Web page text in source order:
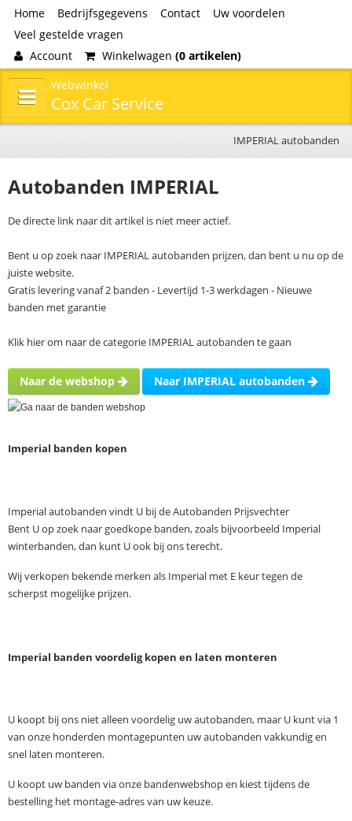
Home Bedrijfsgegevens Contact
Uw voordelen
Veel gestelde vragen
Account
Winkelwagen (0 artikelen)
Webwinkel
Cox Car Service
IMPERIAL autobanden
Autobanden IMPERIAL
De directe link naar dit artikel is niet meer actief.
Bent u op zoek naar IMPERIAL autobanden prijzen, dan bent u nu op de
juiste website.
Gratis levering vanaf 2 banden - Levertijd 1-3 werkdagen - Nieuwe
banden met garantie
Klik hier om naar de categorie IMPERIAL autobanden te gaan
Naar de webshop Naar IMPERIAL autobanden
Imperial banden kopen
Imperial autobanden vindt U bij de Autobanden Prijsvechter
Bent U op zoek naar goedkope banden, zoals bijvoorbeeld Imperial
winterbanden, dan kunt U ook bij ons terecht.
Wij verkopen bekende merken als Imperial met E keur tegen de
scherpst mogelijke prijzen.
Imperial banden voordelig kopen en laten monteren
U koopt bij ons niet alleen voordelig uw autobanden, maar U kunt via 1
van onze honderden montagepunten uw autobanden vakkundig en
snel laten monteren.
U koopt uw banden via onze bandenwebshop en kiest tijdens de
bestelling het montage-adres van uw keuze.